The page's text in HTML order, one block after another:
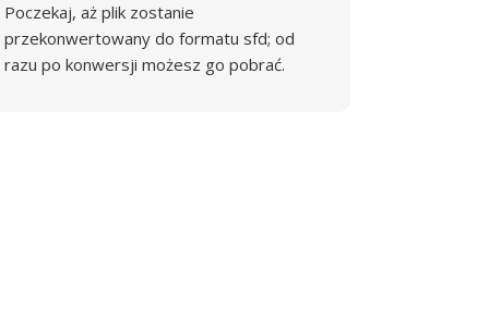
Poczekaj, aż plik zostanie
przekonwertowany do formatu sfd; od
razu po konwersji możesz go pobrać.